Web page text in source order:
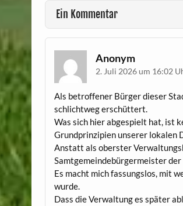
Ein Kommentar
Anonym
2. Juli 2026 um 16:02
Als betroffener Bürger dieser
schlichtweg erschüttert.
Was sich hier abgespielt hat, ist
Grundprinzipien unserer lokalen
Anstatt als oberster
Samtgemeindebürgermeister
Es macht mich fassungslos, mit
wurde.
Dass die Verwaltung es später